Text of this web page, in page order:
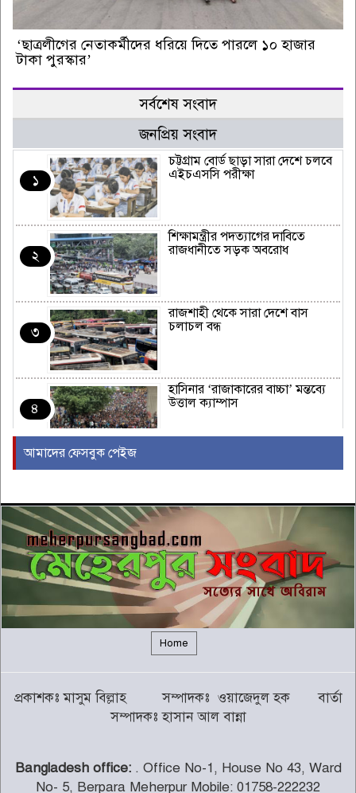
‘ছাত্রলীগের নেতাকর্মীদের ধরিয়ে দিতে পারলে ১০ হাজার
টাকা পুরস্কার’
সর্বশেষ সংবাদ
জনপ্রিয় সংবাদ
১
চট্টগ্রাম বোর্ড ছাড়া সারা দেশে চলবে
এইচএসসি পরীক্ষা
২
শিক্ষামন্ত্রীর পদত্যাগের দাবিতে
রাজধানীতে সড়ক অবরোধ
৩
রাজশাহী থেকে সারা দেশে বাস
চলাচল বন্ধ
৪
হাসিনার ‘রাজাকারের বাচ্চা’ মন্তব্যে
উত্তাল ক্যাম্পাস
৬
বন্যায় সাপের উপদ্রব বাড়ছে, চট্টগ্রামে
৭ দিনে কামড়ের শিকার ৯৩ জন
গালর্স কলেজে শিক্ষকতা করায় পদ
হারালেন কুষ্টিয়া জেলা জামায়াতের
সেক্রেটারি
চট্টগ্রামের পাঁচ জেলায় ভূমিধসের
সতর্কতা
৯
থামছে না পাহাড়ে বানভাসিদের কান্না
আমাদের ফেসবুক পেইজ
Home
প্রকাশকঃ মাসুম বিল্লাহ সম্পাদকঃ ওয়াজেদুল হক বার্তা
সম্পাদকঃ হাসান আল বান্না
Bangladesh office:. Office No-1, House No 43, Ward
No- 5, Berpara Meherpur Mobile: 01758-222232